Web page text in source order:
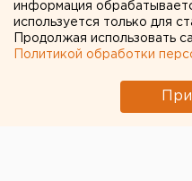
информация
используется только для
Продолжая использовать
Политикой обработки